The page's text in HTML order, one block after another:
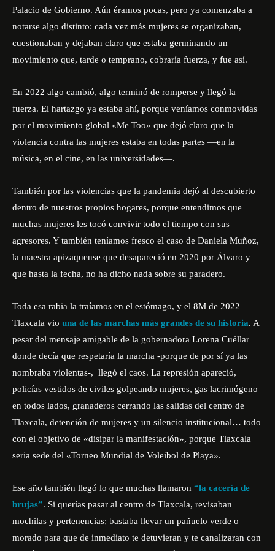
Palacio de Gobierno. Aún éramos pocas, pero ya comenzaba a
notarse algo distinto: cada vez más mujeres se organizaban,
cuestionaban y dejaban claro que estaba germinando un
movimiento que, tarde o temprano, cobraría fuerza, y fue así.
En 2022 algo cambió, algo terminó de romperse y llegó la
fuerza. El hartazgo ya estaba ahí, porque veníamos conmovidas
por el movimiento global «Me Too» que dejó claro que la
violencia contra las mujeres estaba en todas partes —en la
música, en el cine, en las universidades—.
También por las violencias que la pandemia dejó al descubierto
dentro de nuestros propios hogares, porque entendimos que
muchas mujeres les tocó convivir todo el tiempo con sus
agresores. Y también teníamos fresco el caso de Daniela Muñoz,
la maestra apizaquense que desapareció en 2020 por Álvaro y
que hasta la fecha, no ha dicho nada sobre su paradero.
Toda esa rabia la traíamos en el estómago, y el 8M de 2022
Tlaxcala vio una de las marchas más grandes de su historia. A
pesar del mensaje amigable de la gobernadora Lorena Cuéllar
donde decía que respetaría la marcha -porque de por sí ya las
nombraba violentas-, llegó el caos. La represión apareció,
policías vestidos de civiles golpeando mujeres, gas lacrimógeno
en todos lados, granaderos cerrando las salidas del centro de
Tlaxcala, detención de mujeres y un silencio institucional… todo
con el objetivo de «disipar la manifestación», porque Tlaxcala
seria sede del «Torneo Mundial de Voleibol de Playa».
Ese año también llegó lo que muchas llamaron “la cacería de
brujas”. Si querías pasar al centro de Tlaxcala, revisaban
mochilas y pertenencias; bastaba llevar un pañuelo verde o
morado para que de inmediato te detuvieran y te canalizaran con